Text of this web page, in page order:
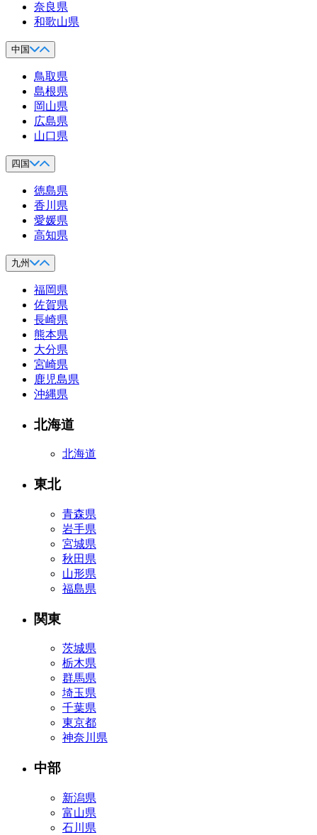
奈良県
和歌山県
中国
鳥取県
島根県
岡山県
広島県
山口県
四国
徳島県
香川県
愛媛県
高知県
九州
福岡県
佐賀県
長崎県
熊本県
大分県
宮崎県
鹿児島県
沖縄県
北海道
北海道
東北
青森県
岩手県
宮城県
秋田県
山形県
福島県
関東
茨城県
栃木県
群馬県
埼玉県
千葉県
東京都
神奈川県
中部
新潟県
富山県
石川県